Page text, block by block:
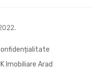
Imobiliare Arad